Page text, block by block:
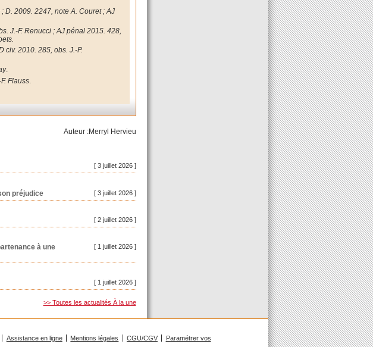
D. 2009. 2247, note A. Couret ; AJ
J.-F. Renucci ; AJ pénal 2015. 428,
civ. 2010. 285, obs. J.-P.
.
Flauss.
Auteur :Merryl Hervieu
[ 3 juillet 2026 ]
[ 3 juillet 2026 ]
préjudice
[ 2 juillet 2026 ]
[ 1 juillet 2026 ]
à une
[ 1 juillet 2026 ]
>> Toutes les actualités À la une
Assistance en ligne Mentions légales CGU/CGV
Paramétrer vos